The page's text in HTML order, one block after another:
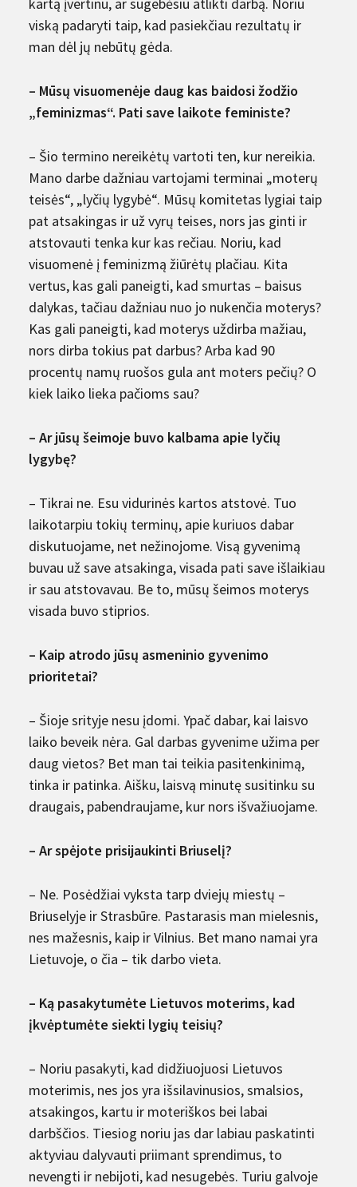
viską padaryti taip, kad pasiekčiau rezultatų ir
man dėl jų nebūtų gėda.
– Mūsų visuomenėje daug kas baidosi žodžio
„feminizmas“. Pati save laikote feministe?
– Šio termino nereikėtų vartoti ten, kur nereikia.
Mano darbe dažniau vartojami terminai „moterų
teisės“, „lyčių lygybė“. Mūsų komitetas lygiai taip
pat atsakingas ir už vyrų teises, nors jas ginti ir
atstovauti tenka kur kas rečiau. Noriu, kad
visuomenė į feminizmą žiūrėtų plačiau. Kita
vertus, kas gali paneigti, kad smurtas – baisus
dalykas, tačiau dažniau nuo jo nukenčia moterys?
Kas gali paneigti, kad moterys uždirba mažiau,
nors dirba tokius pat darbus? Arba kad 90
procentų namų ruošos gula ant moters pečių? O
kiek laiko lieka pačioms sau?
– Ar jūsų šeimoje buvo kalbama apie lyčių
lygybę?
– Tikrai ne. Esu vidurinės kartos atstovė. Tuo
laikotarpiu tokių terminų, apie kuriuos dabar
diskutuojame, net nežinojome. Visą gyvenimą
buvau už save atsakinga, visada pati save išlaikiau
ir sau atstovavau. Be to, mūsų šeimos moterys
visada buvo stiprios.
– Kaip atrodo jūsų asmeninio gyvenimo
prioritetai?
– Šioje srityje nesu įdomi. Ypač dabar, kai laisvo
laiko beveik nėra. Gal darbas gyvenime užima per
daug vietos? Bet man tai teikia pasitenkinimą,
tinka ir patinka. Aišku, laisvą minutę susitinku su
draugais, pabendraujame, kur nors išvažiuojame.
– Ar spėjote prisijaukinti Briuselį?
– Ne. Posėdžiai vyksta tarp dviejų miestų –
Briuselyje ir Strasbūre. Pastarasis man mielesnis,
nes mažesnis, kaip ir Vilnius. Bet mano namai yra
Lietuvoje, o čia – tik darbo vieta.
– Ką pasakytumėte Lietuvos moterims, kad
įkvėptumėte siekti lygių teisių?
– Noriu pasakyti, kad didžiuojuosi Lietuvos
moterimis, nes jos yra išsilavinusios, smalsios,
atsakingos, kartu ir moteriškos bei labai
darbščios. Tiesiog noriu jas dar labiau paskatinti
aktyviau dalyvauti priimant sprendimus, to
nevengti ir nebijoti, kad nesugebės. Turiu galvoje